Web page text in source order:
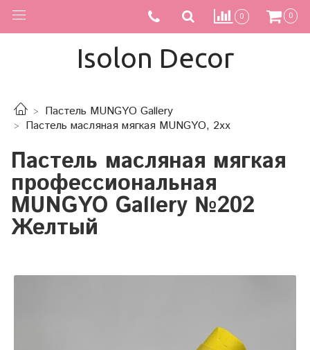
0 0
Isolon Decor
Пастель MUNGYO Gallery
Пастель масляная мягкая MUNGYO, 2xx
Пастель масляная мягкая
профессиональная
MUNGYO Gallery №202
Желтый